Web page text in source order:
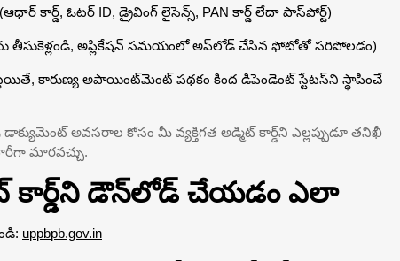
కార్డ్, ఓటర్ ID, డ్రైవింగ్ లైసెన్స్, PAN కార్డ్ లేదా పాస్‌పోర్ట్)
తీసుకెళ్లండి, అప్లికేషన్ సమయంలో అప్‌లోడ్ చేసిన ఫోటోతో సరిపోలడం)
కారుణ్య అపాయింట్‌మెంట్ పథకం కింద డిపెండెంట్ స్టేటస్‌ని స్థాపించే
అవసరాల కోసం మీ వ్యక్తిగత అడ్మిట్ కార్డ్‌ని ఎల్లప్పుడూ తనిఖీ
మారవచ్చు.
కార్డ్‌ని డౌన్‌లోడ్ చేయడం ఎలా
uppbpb.gov.in